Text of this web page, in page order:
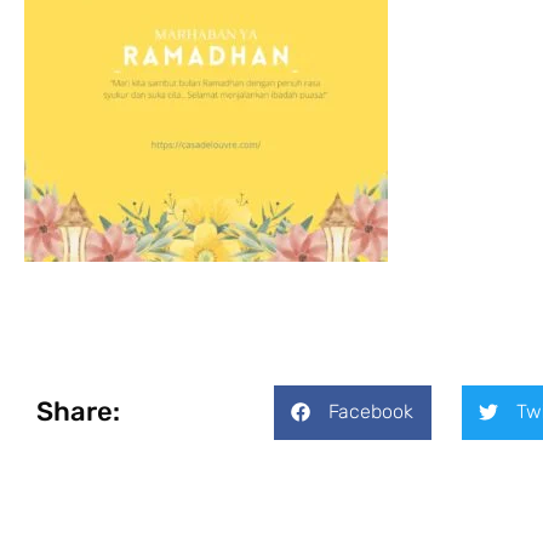
Share: Facebook